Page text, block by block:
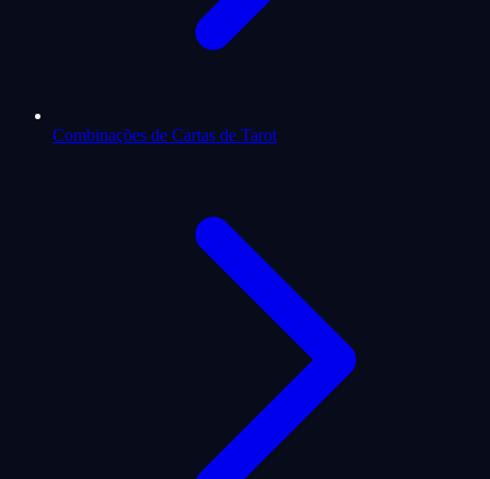
Combinações de Cartas de Tarot